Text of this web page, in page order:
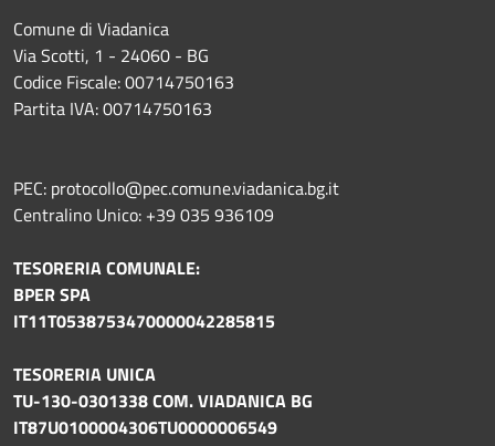
Comune di Viadanica
Via Scotti, 1 - 24060 - BG
Codice Fiscale: 00714750163
Partita IVA: 00714750163
PEC: protocollo@pec.comune.viadanica.bg.it
Centralino Unico: +39 035 936109
TESORERIA COMUNALE:
BPER SPA
IT11T0538753470000042285815
TESORERIA UNICA
TU-130-0301338 COM. VIADANICA BG
IT87U0100004306TU0000006549